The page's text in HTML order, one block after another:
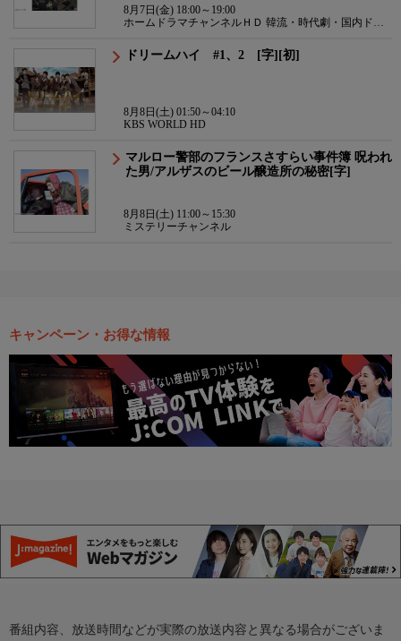
8月7日(金) 18:00～19:00
ホームドラマチャンネルＨＤ 韓流・時代劇・国内ドラ
ドリームハイ #1、2 [字][初]
8月8日(土) 01:50～04:10
KBS WORLD HD
マルロー警部のフランスさすらい事件簿 呪われ
た男/アルザスのビール醸造所の秘密[字]
8月8日(土) 11:00～15:30
ミステリーチャンネル
キャンペーン・お得な情報
番組内容、放送時間などが実際の放送内容と異なる場合がございま